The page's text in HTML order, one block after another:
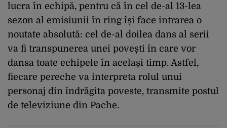
lucra în echipă, pentru că în cel de-al 13-lea
sezon al emisiunii în ring își face intrarea o
noutate absolută: cel de-al doilea dans al serii
va fi transpunerea unei povești în care vor
dansa toate echipele în același timp. Astfel,
fiecare pereche va interpreta rolul unui
personaj din îndrăgita poveste, transmite postul
de televiziune din Pache.